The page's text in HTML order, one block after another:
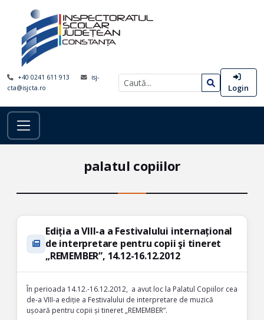
+40 0241 611 913
isj-
cta@isjcta.ro
Login
palatul copiilor
Ediția a VIII-a a Festivalului internațional
de interpretare pentru copii şi tineret
„REMEMBER”, 14.12-16.12.2012
În perioada 14.12.-16.12.2012, a avut loc la Palatul Copiilor cea
de-a VIII-a ediție a Festivalului de interpretare de muzică
ușoară pentru copii și tineret „REMEMBER”.